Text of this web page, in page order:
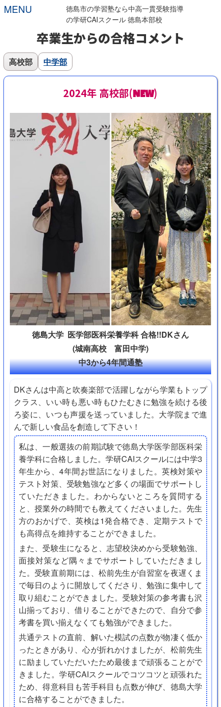
MENU 徳島市の学習塾なら中高一貫受験指導
の学研CAIスクール 徳島本部校
卒業生からの合格コメント
高校部 中学部
2024年 高校部(NEW)
徳島大学 医学部医科栄養学科 合格!!DKさん
(城南高校 富田中学)
中3から4年間通塾
DKさんは中高と吹奏楽部で活躍しながら学業もトップ
クラス、いい時も悪い時もひたむきに勉強を続ける後
ろ姿に、いつも声援を送っていました。大学院まで進
んで新しい食品を創造して下さい！
私は、一般選抜の前期試験で徳島大学医学部医科栄
養学科に合格しました。学研CAIスクールには中学3
年生から、4年間お世話になりました。英検対策や
テスト対策、受験勉強など多くの場面でサポートし
ていただきました。わからないところを質問する
と、授業外の時間でも教えてくださいました。先生
方のおかげで、英検は1発合格でき、定期テストで
も高得点を維持することができました。
また、受験生になると、志望校決めから受験勉強、
面接対策など隅々までサポートしていただきまし
た。受験直前期には、松前先生が自習室を夜遅くま
で毎日のように開放してくださり、勉強に集中して
取り組むことができました。受験対策の参考書も沢
山揃っており、借りることができたので、自分で参
考書を買い揃えなくても勉強ができました。
共通テストの直前、解いた模試の点数が物凄く低か
ったときがあり、心が折れかけましたが、松前先生
に励ましていただいたため最後まで頑張ることがで
きました。学研CAIスクールでコツコツと頑張れた
ため、得意科目も苦手科目も点数が伸び、徳島大学
に合格することができました。